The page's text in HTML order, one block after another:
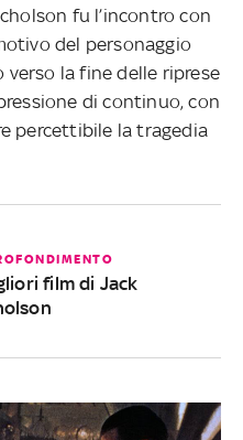
fu l’incontro con
del personaggio
la fine delle riprese
di continuo, con
percettibile la tragedia
film di Jack